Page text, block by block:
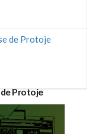
Protoje